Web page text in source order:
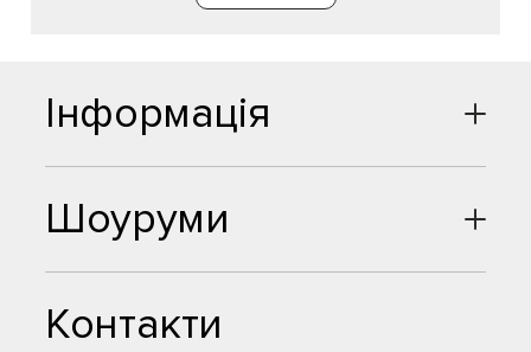
Шоуруми
Контакти
Інформація